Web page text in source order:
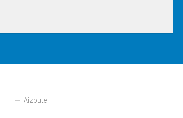
Aizpute